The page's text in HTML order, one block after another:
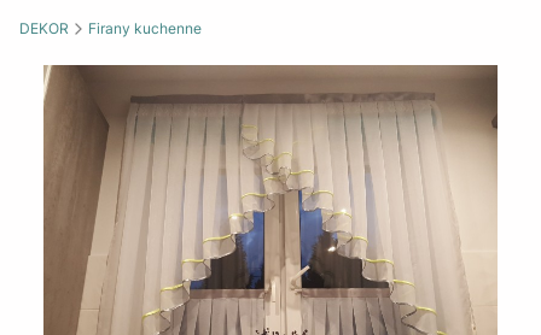
DEKOR Firany kuchenne